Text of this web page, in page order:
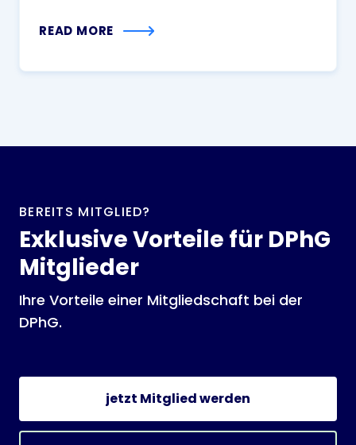
READ MORE
BEREITS MITGLIED?
Exklusive Vorteile für DPhG
Mitglieder
Ihre Vorteile einer Mitgliedschaft bei der
DPhG.
jetzt Mitglied werden